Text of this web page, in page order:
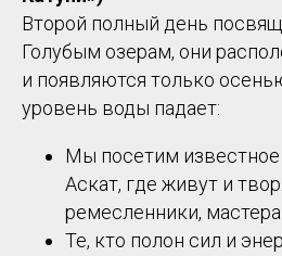
Второй полный день
Голубым озерам, они
и появляются только
уровень воды падает:
Мы посетим известное
Аскат, где живут и
ремесленники, мастера
Те, кто полон сил и